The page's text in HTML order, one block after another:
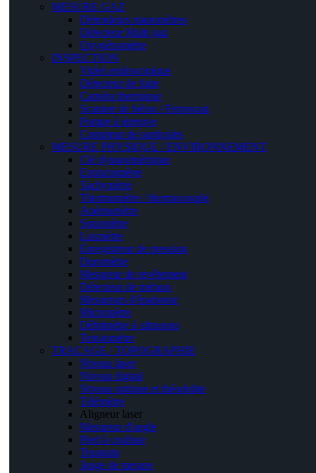
MESURE GAZ
Détendeurs manomètres
Détecteur Multi gaz
Oxygénomètre
INSPECTION
Vidéo endoscopique
Détecteur de fuite
Caméra thermique
Scanner de béton / Ferroscan
Pompe à épreuve
Compteur de particules
MESURE PHYSIQUE / ENVIRONNEMENT
Clé dynanomètrique
Extractomètre
Tachymètre
Thermomètre / thermocouple
Anémomètre
Sonomètre
Luxmètre
Enregistreur de pression
Duromètre
Mesureur de revêtement
Détecteur de métaux
Mesureurs d'épaisseur
Micromètre
Débitmètre à ultrasons
Tensiomètre
TRACAGE / TOPOGRAPHIE
Niveau laser
Niveau digital
Niveau optique et théodolite
Télémètre
Aligneur laser
Mesureur d'angle
Pied à coulisse
Trusquin
Jauge de mesure